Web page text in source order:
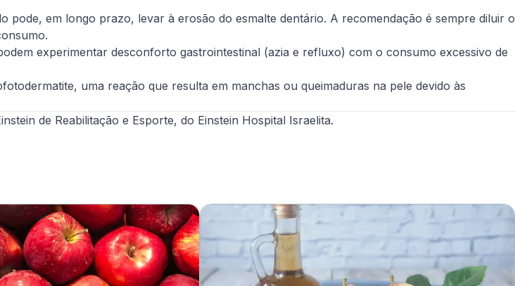
em longo prazo, levar à erosão do esmalte dentário. A recomendação é sempre diluir o
experimentar desconforto gastrointestinal (azia e refluxo) com o consumo excessivo de
uma reação que resulta em manchas ou queimaduras na pele devido às
de Reabilitação e Esporte, do Einstein Hospital Israelita.